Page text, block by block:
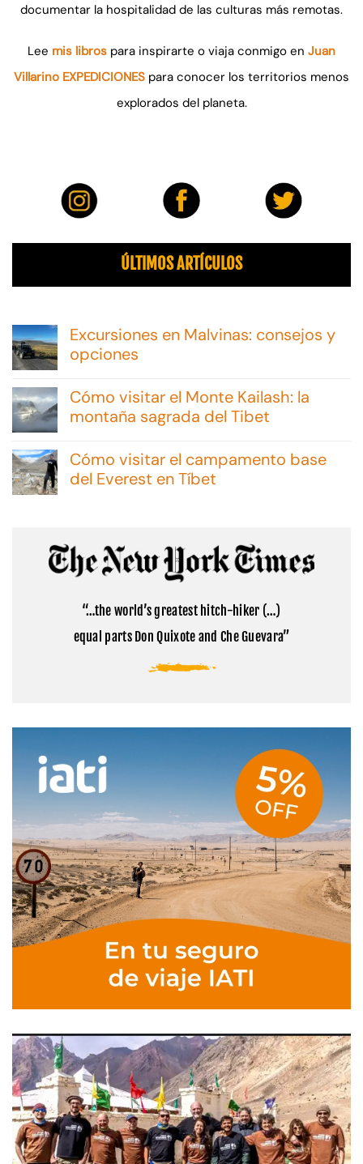
documentar la hospitalidad de las culturas más remotas.
Lee mis libros para inspirarte o viaja conmigo en Juan
Villarino EXPEDICIONES para conocer los territorios menos
explorados del planeta.
ÚLTIMOS ARTÍCULOS
Excursiones en Malvinas: consejos y
opciones
hay
comentarios
en
Excursiones
Malvinas:
consejos
y
opciones
Cómo visitar el Monte Kailash: la
montaña sagrada del Tibet
hay
comentarios
en
Cómo
la
montaña
sagrada
Tibet
Cómo visitar el campamento base
del Everest en Tíbet
Cómo
visitar
el
base
Everest
en
“…the world’s greatest hitch-hiker (…)
equal parts Don Quixote and Che Guevara”